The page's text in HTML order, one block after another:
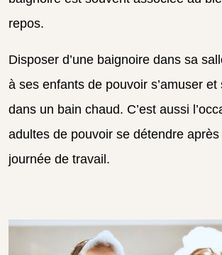
repos.
Disposer d’une baignoire dans sa
à ses enfants de pouvoir s’amuser et
dans un bain chaud. C’est aussi
adultes de pouvoir se détendre
journée de travail.